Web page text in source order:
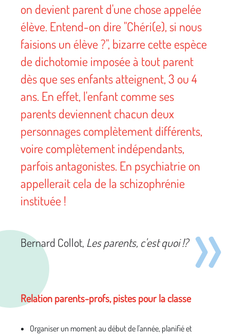
on devient parent d'une chose appelée
élève. Entend-on dire "Chéri(e), si nous
faisions un élève ?", bizarre cette espèce
de dichotomie imposée à tout parent
dès que ses enfants atteignent, 3 ou 4
ans. En effet, l'enfant comme ses
parents deviennent chacun deux
personnages complètement différents,
voire complètement indépendants,
parfois antagonistes. En psychiatrie on
appellerait cela de la schizophrénie
instituée !
Bernard Collot, Les parents, c'est quoi !?
Relation parents-profs, pistes pour la classe
Organiser un moment au début de l'année, planifié et